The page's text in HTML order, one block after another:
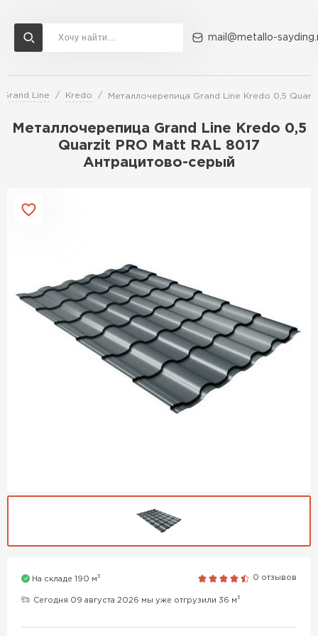
mail@metallo-
Line Kredo Металлочерепица Grand Line Kredo 0,5
Металлочерепица Grand Line Kredo 0,5
Quarzit PRO Matt RAL 8017
Антрацитово-серый
На складе 190 м3 0 отзывов
Сегодня 09 августа 2026 мы уже отгрузили 36 м3
Доставка и оплата Акции О компании Контакты
Перейти в каталог